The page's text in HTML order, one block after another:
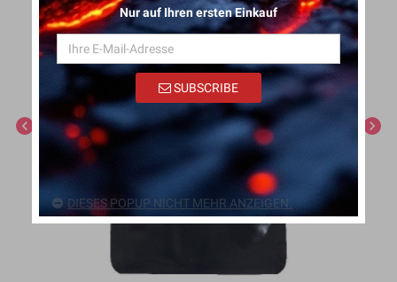
chevron_left chevron_right
Nur auf Ihren ersten Einkauf
SUBSCRIBE
DIESES POPUP NICHT MEHR ANZEIGEN.